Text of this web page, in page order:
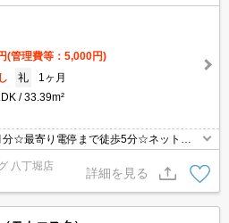
(管理費等：5,000円)
礼
1ヶ月
33.39m²
☆最寄り電停まで徒歩5分☆ネット無
ィ搭載でセキュリティも充実！追い焚
ークインクローゼットなど室内設備充
られます☆
八丁堀店
詳細を見る